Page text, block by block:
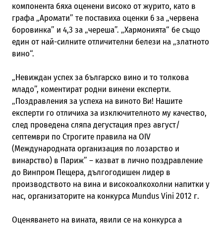
компонента бяха оценени високо от журито, като в
графа „Аромати” те поставиха оценки 6 за „червена
боровинка” и 4,3 за „череша”. „Хармонията“ бе също
един от най-силните отличителни белези на „златното
вино“.
„Невиждан успех за българско вино и то толкова
младо”, коментират родни винени експерти.
„Поздравления за успеха на виното Ви! Нашите
експерти го отличиха за изключителното му качество,
след проведена сляпа дегустация през август/
септември по Строгите правила на OIV
(Международната организация по лозарство и
винарство) в Париж” – казват в лично поздравление
до Винпром Пещера, дългогодишен лидер в
производството на вина и високоалкохолни напитки у
нас, организаторите на конкурса Mundus Vini 2012 г.
Оценяването на вината, явили се на конкурса а